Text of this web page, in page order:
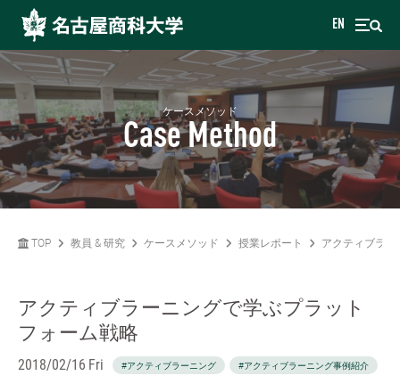
EN
ケースメソッド
Case Method
TOP 教員 & 研究 ケースメソッド 授業レポート アクティブラ
アクティブラーニングで学ぶプラット
フォーム戦略
2018/02/16 Fri #アクティブラーニング #アクティブラーニング事例紹介